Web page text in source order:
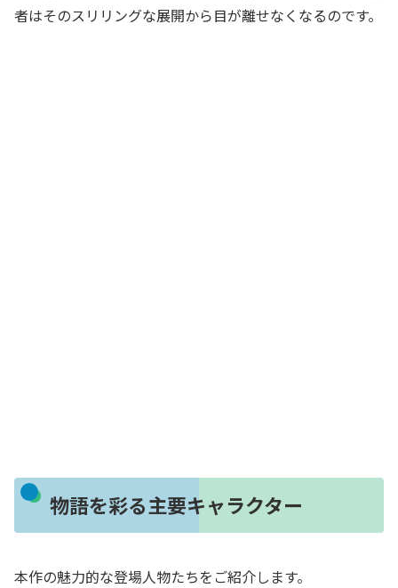
者はそのスリリングな展開から目が離せなくなるのです。
物語を彩る主要キャラクター
本作の魅力的な登場人物たちをご紹介します。